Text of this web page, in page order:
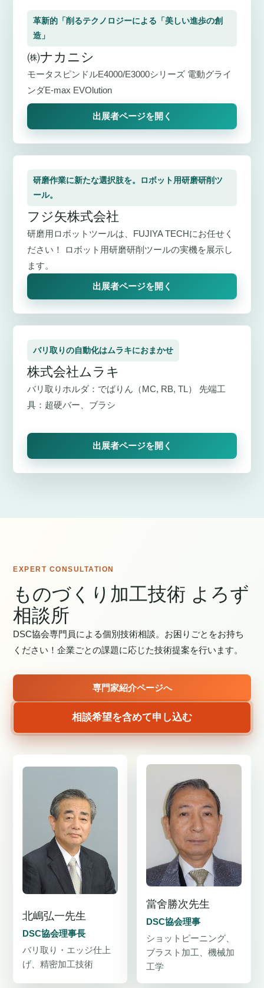
革新的「削るテクノロジーによる「美しい進歩の創
造」
㈱ナカニシ
モータスピンドルE4000/E3000シリーズ 電動グライ
ンダE-max EVOlution
出展者ページを開く
研磨作業に新たな選択肢を。ロボット用研磨研削ツ
ール。
フジ矢株式会社
研磨用ロボットツールは、FUJIYA TECHにお任せく
ださい！ ロボット用研磨研削ツールの実機を展示し
ます。
出展者ページを開く
バリ取りの自動化はムラキにおまかせ
株式会社ムラキ
バリ取りホルダ：でばりん（MC, RB, TL） 先端工
具：超硬バー、ブラシ
出展者ページを開く
EXPERT CONSULTATION
ものづくり加工技術 よろず
相談所
DSC協会専門員による個別技術相談。お困りごとをお持ち
ください！企業ごとの課題に応じた技術提案を行います。
専門家紹介ページへ
相談希望を含めて申し込む
北嶋弘一先生
DSC協会理事長
バリ取り・エッジ仕上
げ、精密加工技術
當舍勝次先生
DSC協会理事
ショットピーニング、
ブラスト加工、機械加
工学